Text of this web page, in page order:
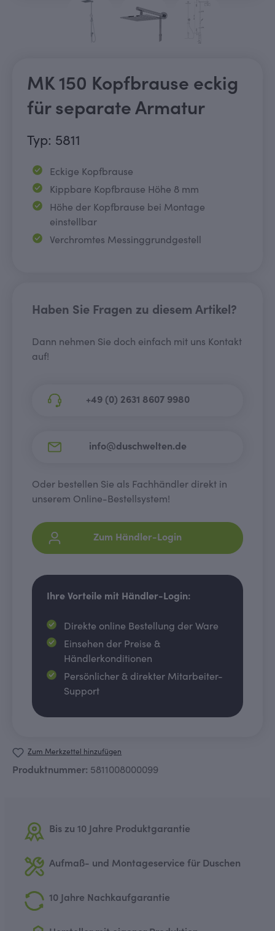
MK 150 Kopfbrause eckig
für separate Armatur
Typ: 5811
Eckige Kopfbrause
Kippbare Kopfbrause Höhe 8 mm
Höhe der Kopfbrause bei Montage
einstellbar
Verchromtes Messinggrundgestell
Haben Sie Fragen zu diesem Artikel?
Dann nehmen Sie doch einfach mit uns Kontakt
auf!
+49 (0) 2631 8607 9980
info@duschwelten.de
Oder bestellen Sie als Fachhändler direkt in
unserem Online-Bestellsystem!
Zum Händler-Login
Ihre Vorteile mit Händler-Login:
Direkte online Bestellung der Ware
Einsehen der Preise &
Händlerkonditionen
Persönlicher & direkter Mitarbeiter-
Support
Zum Merkzettel hinzufügen
Produktnummer: 5811008000099
Bis zu 10 Jahre Produktgarantie
Aufmaß- und Montageservice für Duschen
10 Jahre Nachkaufgarantie